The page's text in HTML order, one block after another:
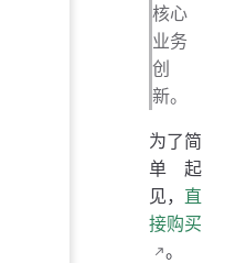
核心
业务
创
新。
为了简
单起
见， 直
接购买
。